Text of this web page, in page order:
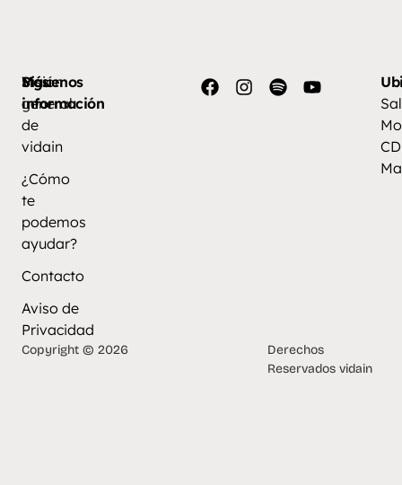
Más
información
Visión
general
de
vidain
¿Cómo
te
podemos
ayudar?
Contacto
Aviso de
Privacidad
Síguenos
Copyright © 2026
Derechos
Reservados vidain